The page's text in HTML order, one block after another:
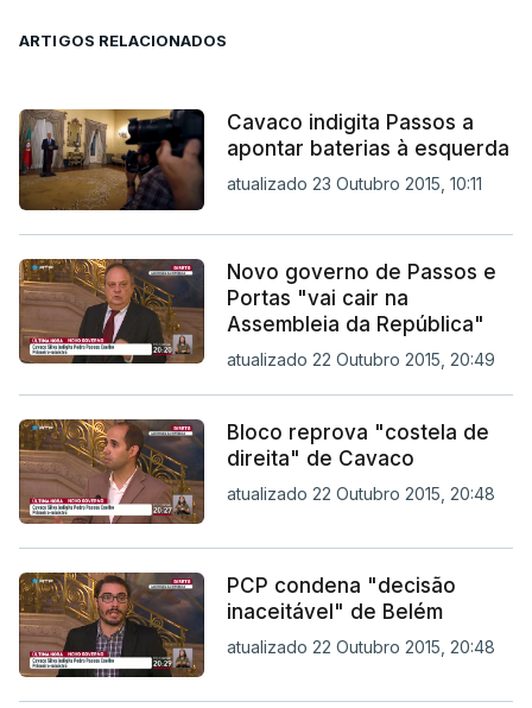
ARTIGOS RELACIONADOS
Cavaco indigita Passos a
apontar baterias à esquerda
atualizado 23 Outubro 2015, 10:11
Novo governo de Passos e
Portas "vai cair na
Assembleia da República"
atualizado 22 Outubro 2015, 20:49
Bloco reprova "costela de
direita" de Cavaco
atualizado 22 Outubro 2015, 20:48
PCP condena "decisão
inaceitável" de Belém
atualizado 22 Outubro 2015, 20:48